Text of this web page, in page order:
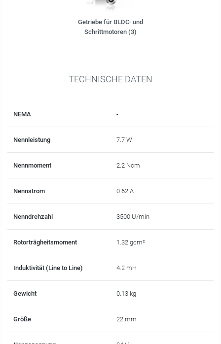
Getriebe für BLDC- und
Schrittmotoren (3)
TECHNISCHE DATEN
NEMA -
Nennleistung 7.7 W
Nennmoment 2.2 Ncm
Nennstrom 0.62 A
Nenndrehzahl 3500 U/min
Rotorträgheitsmoment 1.32 gcm²
Induktivität (Line to Line) 4.2 mH
Gewicht 0.13 kg
Größe 22 mm